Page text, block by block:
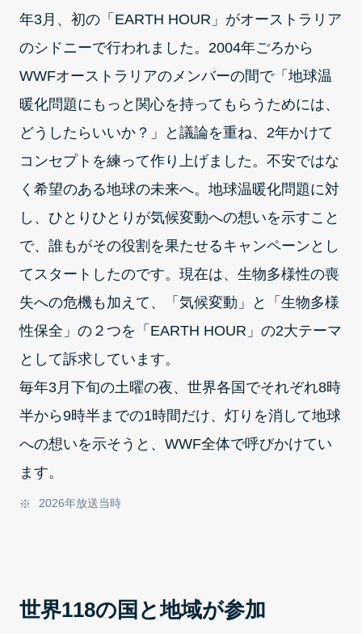
年3月、初の「EARTH HOUR」がオーストラリア
のシドニーで行われました。2004年ごろから
WWFオーストラリアのメンバーの間で「地球温
暖化問題にもっと関心を持ってもらうためには、
どうしたらいいか？」と議論を重ね、2年かけて
コンセプトを練って作り上げました。不安ではな
く希望のある地球の未来へ。地球温暖化問題に対
し、ひとりひとりが気候変動への想いを示すこと
で、誰もがその役割を果たせるキャンペーンとし
てスタートしたのです。現在は、生物多様性の喪
失への危機も加えて、「気候変動」と「生物多様
性保全」の２つを「EARTH HOUR」の2大テーマ
として訴求しています。
毎年3月下旬の土曜の夜、世界各国でそれぞれ8時
半から9時半までの1時間だけ、灯りを消して地球
への想いを示そうと、WWF全体で呼びかけてい
ます。
2026年放送当時
世界118の国と地域が参加